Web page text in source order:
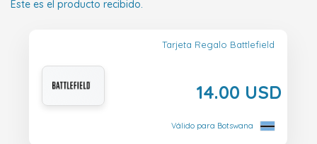
Este es el producto recibido.
Tarjeta Regalo Battlefield
14.00 USD
Válido para Botswana